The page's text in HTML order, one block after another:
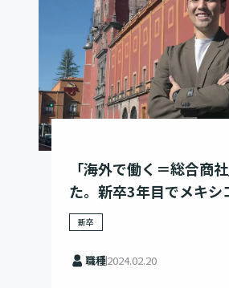
「海外で働く＝総合商
た。新卒3年目でメキシ
した僕がレバレジーズを
新卒
職種2024.02.20